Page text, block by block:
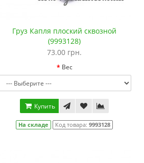
Груз Капля плоский сквозной
(9993128)
73.00 грн.
Вес
Купить
На складе Код товара:9993128